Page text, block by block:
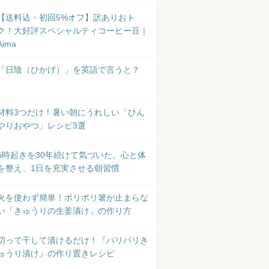
送料込・初回5%オフ】訳ありおト
！大好評スペシャルティコーヒー豆｜
日陰（ひかげ）」を英語で言うと？
料3つだけ！暑い朝にうれしい「ひん
りおやつ」レシピ3選
時起きを30年続けて気づいた。心と体
整え、1日を充実させる朝習慣
を使わず簡単！ポリポリ箸が止まらな
「きゅうりの生姜漬け」の作り方
って干して漬けるだけ！『パリパリき
うり漬け』の作り置きレシピ